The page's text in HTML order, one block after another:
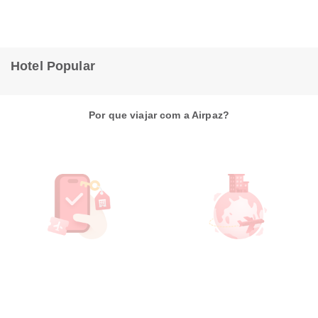
Hotel Popular
Por que viajar com a Airpaz?